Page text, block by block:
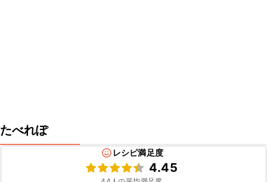
たべれぽ
レシピ満足度
4.45